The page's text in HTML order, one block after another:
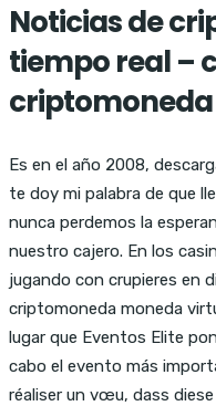
Noticias de
tiempo real –
criptomoneda
Es en el año 2008,
te doy mi palabra de que
nunca perdemos la
nuestro cajero. En los
jugando con crupieres en
criptomoneda moneda
lugar que Eventos Elite
cabo el evento más
réaliser un vœu, dass